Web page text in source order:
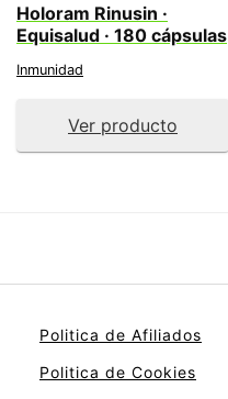
Holoram Rinusin ·
Equisalud · 180 cápsulas
Inmunidad
Ver producto
Politica de Afiliados
Politica de Cookies